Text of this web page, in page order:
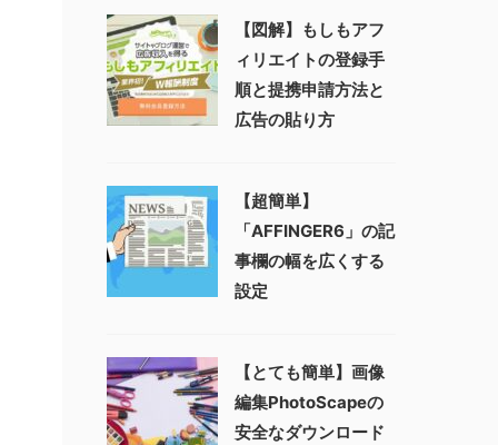
【図解】もしもアフ
ィリエイトの登録手
順と提携申請方法と
広告の貼り方
【超簡単】
「AFFINGER6」の記
事欄の幅を広くする
設定
【とても簡単】画像
編集PhotoScapeの
安全なダウンロード